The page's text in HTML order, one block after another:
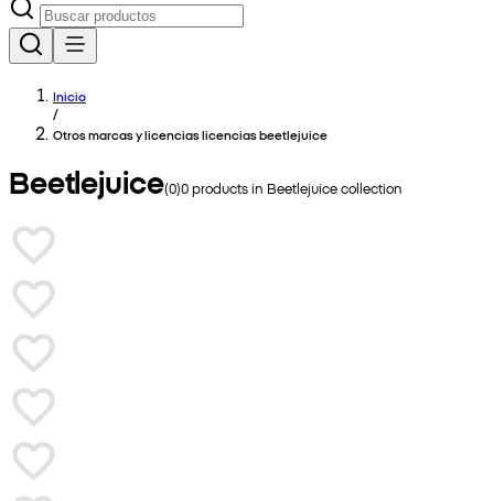
Inicio
/
Otros marcas y licencias licencias beetlejuice
Beetlejuice(0)0products in Beetlejuicecollection